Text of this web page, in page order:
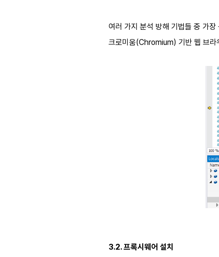
여러 가지 분석 방해 기법들 중 가
크로미움(Chromium) 기반 웹 브
3.2.프록시웨어 설치